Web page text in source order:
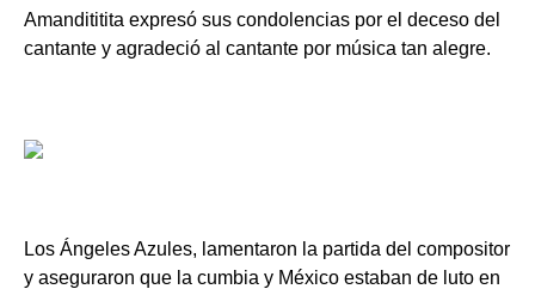
Amandititita expresó sus condolencias por el deceso del
cantante y agradeció al cantante por música tan alegre.
Los Ángeles Azules, lamentaron la partida del compositor
y aseguraron que la cumbia y México estaban de luto en